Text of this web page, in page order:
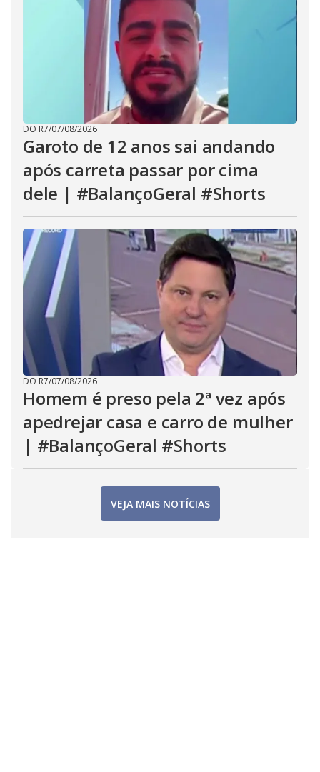
DO R7/07/08/2026
Garoto de 12 anos sai andando
após carreta passar por cima
dele | #BalançoGeral #Shorts
DO R7/07/08/2026
Homem é preso pela 2ª vez após
apedrejar casa e carro de mulher
| #BalançoGeral #Shorts
VEJA MAIS NOTÍCIAS